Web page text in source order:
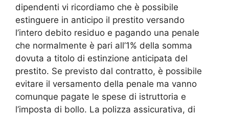
dipendenti vi ricordiamo che è possibile
estinguere in anticipo il prestito versando
l’intero debito residuo e pagando una penale
che normalmente è pari all’1% della somma
dovuta a titolo di estinzione anticipata del
prestito. Se previsto dal contratto, è possibile
evitare il versamento della penale ma vanno
comunque pagate le spese di istruttoria e
l’imposta di bollo. La polizza assicurativa, di